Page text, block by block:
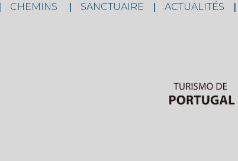
CHEMINS SANCTUAIRE
ACTUALITÉS